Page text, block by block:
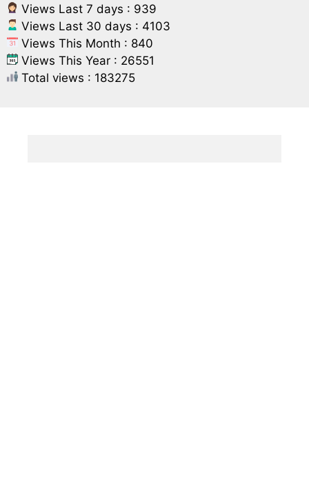
Views Last 7 days : 939
Views Last 30 days : 4103
Views This Month : 840
Views This Year : 26551
Total views : 183275